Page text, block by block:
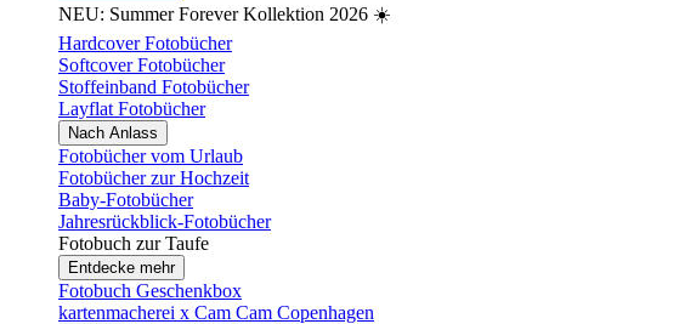
NEU: Summer Forever Kollektion 2026 ☀️
Hardcover Fotobücher
Softcover Fotobücher
Stoffeinband Fotobücher
Layflat Fotobücher
Nach Anlass
Fotobücher vom Urlaub
Fotobücher zur Hochzeit
Baby-Fotobücher
Jahresrückblick-Fotobücher
Fotobuch zur Taufe
Entdecke mehr
Fotobuch Geschenkbox
kartenmacherei x Cam Cam Copenhagen